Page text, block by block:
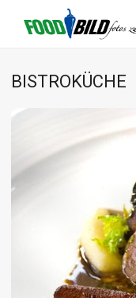
BISTROKÜCHE